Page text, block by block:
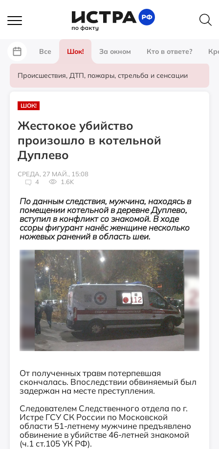
Все Шок! За окном Кто в ответе?
Происшествия, ДТП, пожары, стрельба и сенсации
ШОК!
Жестокое убийство
произошло в котельной
Дуплево
СРЕДА, 27 МАЙ., 15:08
4
1.6K
По данным следствия, мужчина, находясь в
помещении котельной в деревне Дуплево,
вступил в конфликт со знакомой. В ходе
ссоры фигурант нанёс женщине несколько
ножевых ранений в область шеи.
От полученных травм потерпевшая
скончалась. Впоследствии обвиняемый был
задержан на месте преступления.
Следователем Следственного отдела по г.
Истре ГСУ СК России по Московской
области 51-летнему мужчине предъявлено
обвинение в убийстве 46-летней знакомой
(ч.1 ст.105 УК РФ).